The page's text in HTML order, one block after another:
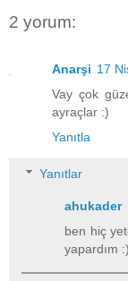
2 yorum:
Anarşi 17
Vay çok
ayraçlar :)
Yanıtla
Yanıtlar
ahukader
ben hiç
yapardım :)